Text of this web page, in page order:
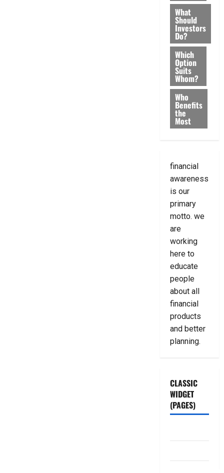
What
Should
Investors
Do?
Which
Option
Suits
Whom?
Who
Benefits
the
Most
financial
awareness
is our
primary
motto. we
are
working
here to
educate
people
about all
financial
products
and better
planning.
CLASSIC
WIDGET
(PAGES)